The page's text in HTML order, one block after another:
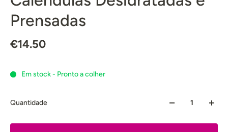
Prensadas
€14.50
Em stock - Pronto a colher
Quantidade